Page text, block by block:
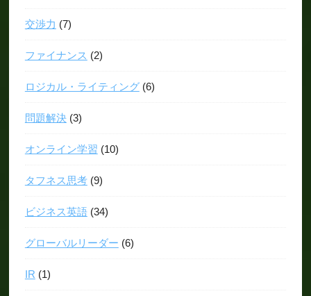
交渉力 (7)
ファイナンス (2)
ロジカル・ライティング(6)
問題解決(3)
オンライン学習 (10)
タフネス思考(9)
ビジネス英語(34)
グローバルリーダー (6)
IR (1)